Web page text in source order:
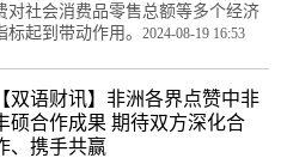
对社会消费品零售总额等多个经济
标起到带动作用。 2024-08-19 16:53
【双语财讯】非洲各界点赞中非
硕合作成果 期待双方深化合
、携手共赢